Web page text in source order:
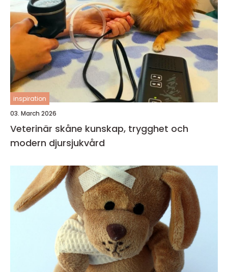
inspiration
03. March 2026
Veterinär skåne kunskap, trygghet och
modern djursjukvård